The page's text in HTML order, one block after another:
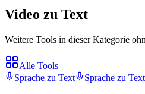
Video zu Text
Weitere Tools in dieser Kategorie
Alle Tools
Sprache zu Text
Sprache zu Text